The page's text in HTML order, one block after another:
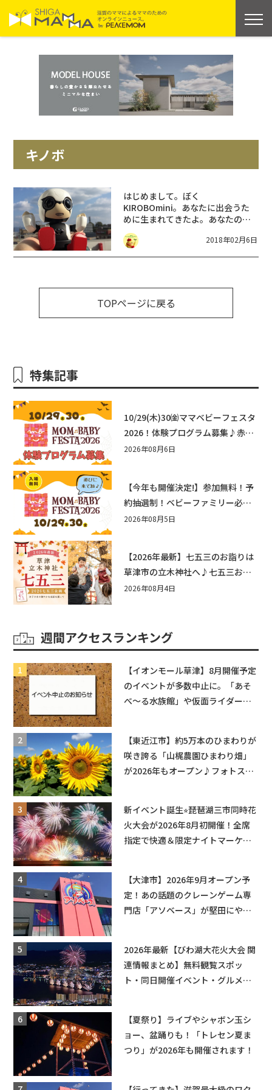
キノボ
はじめまして。ぼく
KIROBOmini。あなたに出会うた
めに生まれてきたよ。あなたのそ
ばにいつも寄り添うコミュニケー
ションパートナー♪
2018年02月6日
TOPページに戻る
特集記事
10/29(木)30㈮ママベビーフェスタ
2026！体験プログラム募集♪赤ち
ゃん向けイベントに出演しません
2026年08月6日
【今年も開催決定!】参加無料！予
約抽選制！ベビーファミリー必見
☆入場無料☆10/29(木)30(金)ママ
2026年08月5日
【2026年最新】七五三のお詣りは
草津市の立木神社へ♪七五三お祝
い企画をご紹介！
2026年08月4日
週間アクセスランキング
【イオンモール草津】8月開催予定
のイベントが多数中止に。「あそ
べ〜る水族館」や仮面ライダーシ
【東近江市】約5万本のひまわりが
咲き誇る「山梶農園ひまわり畑」
が2026年もオープン♪フォトスポ
新イベント誕生⭐︎琵琶湖三市同時花
火大会が2026年8月初開催！全席
指定で快適＆限定ナイトマーケッ
【大津市】2026年9月オープン予
定！あの話題のクレーンゲーム専
門店「アソベース」が堅田にやっ
2026年最新【びわ湖大花火大会 関
連情報まとめ】無料観覧スポッ
ト・同日開催イベント・グルメマ
【夏祭り】ライブやシャボン玉シ
ョー、盆踊りも！「トレセン夏ま
つり」が2026年も開催されます！